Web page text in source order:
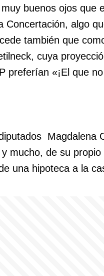
buenos ojos que
Concertación, algo
también que
cuya
preferían «¡El que
Magdalena
mucho, de su propio
una hipoteca a la